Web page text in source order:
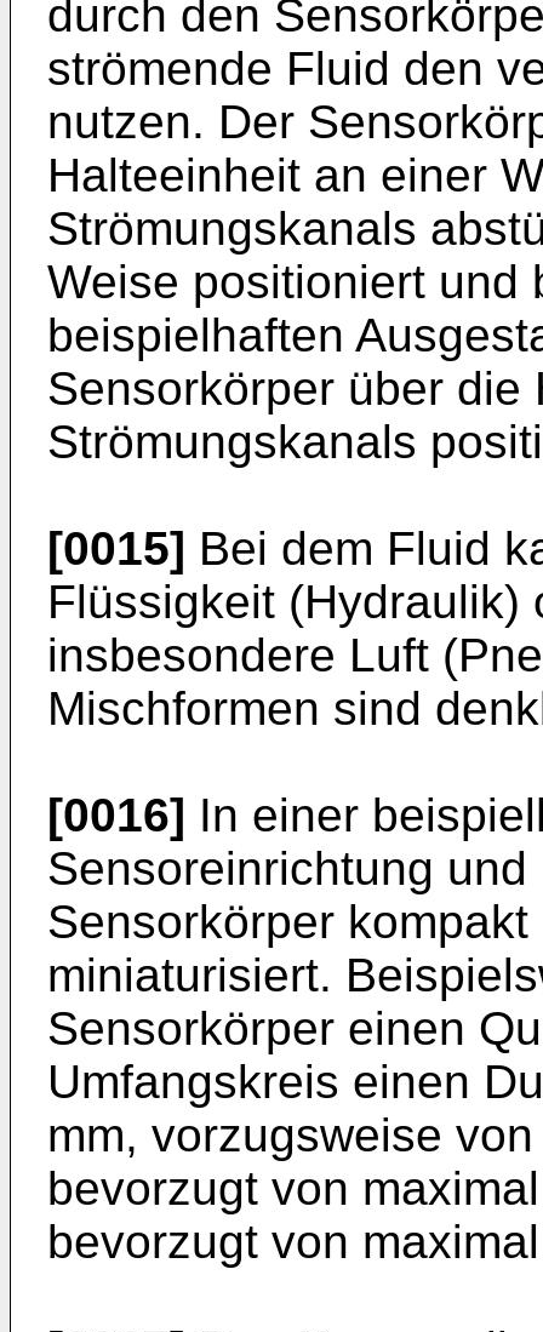
durch den
strömende Fluid den
nutzen. Der
Halteeinheit an einer
Strömungskanals
Weise positioniert und
beispielhaften
Sensorkörper über die
Strömungskanals
[0015] Bei dem Fluid
Flüssigkeit (Hydraulik)
insbesondere Luft
Mischformen sind
[0016] In einer
Sensoreinrichtung
Sensorkörper
miniaturisiert.
Sensorkörper einen
Umfangskreis einen
mm, vorzugsweise
bevorzugt von
bevorzugt von